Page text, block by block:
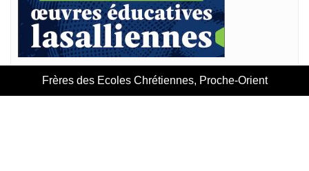
Frères des Ecoles Chrétiennes, Proche-Orient